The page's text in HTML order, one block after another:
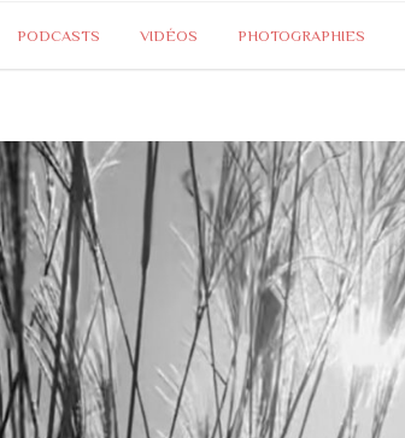
PODCASTS VIDÉOS PHOTOGRAPHIES